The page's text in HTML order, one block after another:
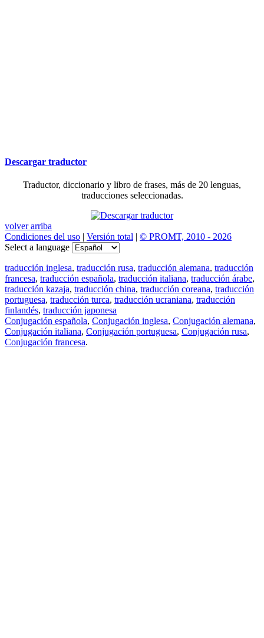
Descargar traductor
Traductor, diccionario y libro de frases, más de 20 lenguas,
traducciones seleccionadas.
volver arriba
Condiciones del uso | Versión total | © PROMT, 2010 - 2026
Select a language
traducción inglesa, traducción rusa, traducción alemana, traducción
francesa, traducción española, traducción italiana, traducción árabe,
traducción kazaja, traducción china, traducción coreana, traducción
portuguesa, traducción turca, traducción ucraniana, traducción
finlandés, traducción japonesa
Conjugación española, Conjugación inglesa, Conjugación alemana,
Conjugación italiana, Conjugación portuguesa, Conjugación rusa,
Conjugación francesa.